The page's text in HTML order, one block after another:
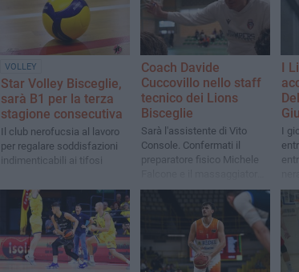
VOLLEY
Star Volley Bisceglie,
sarà B1 per la terza
stagione consecutiva
Il club nerofucsia al lavoro
per regalare soddisfazioni
indimenticabili ai tifosi
Coach Davide
Cuccovillo nello staff
tecnico dei Lions
Bisceglie
Sarà l'assistente di Vito
Console. Confermati il
preparatore fisico Michele
Tonio Lopopolo. Felice
Fracchiolla nuovo team
I
I